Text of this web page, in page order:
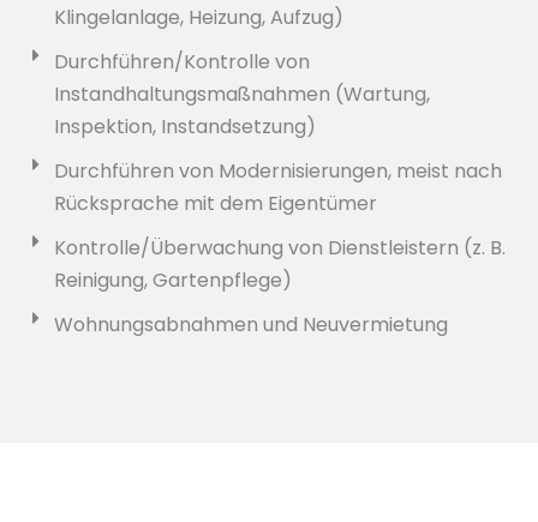
Klingelanlage, Heizung, Aufzug)
Durchführen/Kontrolle von
Instandhaltungsmaßnahmen (Wartung,
Inspektion, Instandsetzung)
Durchführen von Modernisierungen, meist nach
Rücksprache mit dem Eigentümer
Kontrolle/Überwachung von Dienstleistern (z. B.
Reinigung, Gartenpflege)
Wohnungsabnahmen und Neuvermietung